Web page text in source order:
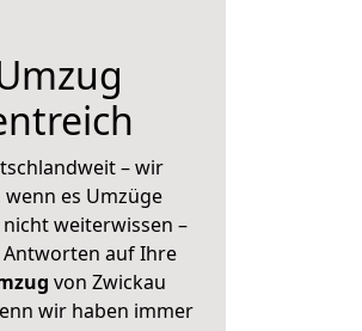
– wir
es Umzüge
weiterwissen –
Antworten auf Ihre
von Zwickau
wir haben immer